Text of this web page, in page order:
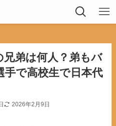
兄弟は何人？弟もバ
手で高校生で日本代
2026年2月9日